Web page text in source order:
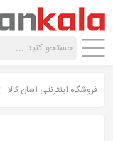
فروشگاه اینترنتی آسان کالا